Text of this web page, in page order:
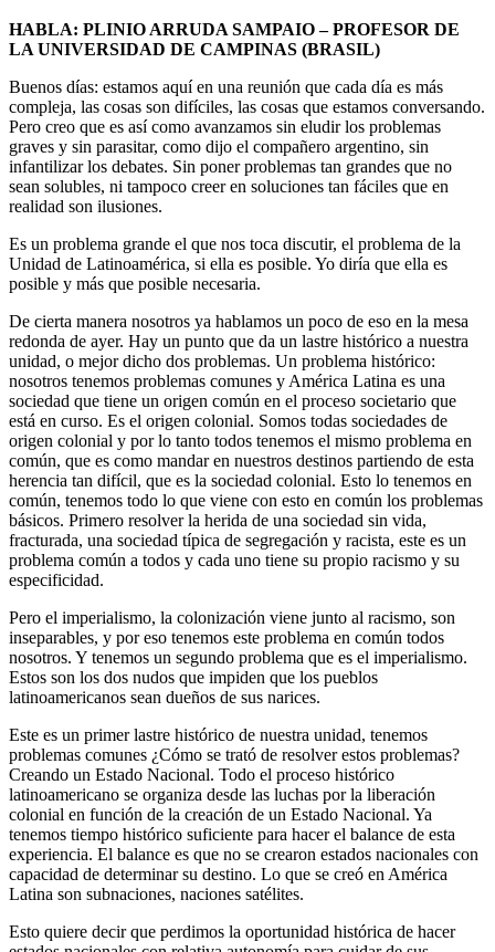
HABLA: PLINIO ARRUDA SAMPAIO – PROFESOR DE
LA UNIVERSIDAD DE CAMPINAS (BRASIL)
Buenos días: estamos aquí en una reunión que cada día es más
compleja, las cosas son difíciles, las cosas que estamos conversando.
Pero creo que es así como avanzamos sin eludir los problemas
graves y sin parasitar, como dijo el compañero argentino, sin
infantilizar los debates. Sin poner problemas tan grandes que no
sean solubles, ni tampoco creer en soluciones tan fáciles que en
realidad son ilusiones.
Es un problema grande el que nos toca discutir, el problema de la
Unidad de Latinoamérica, si ella es posible. Yo diría que ella es
posible y más que posible necesaria.
De cierta manera nosotros ya hablamos un poco de eso en la mesa
redonda de ayer. Hay un punto que da un lastre histórico a nuestra
unidad, o mejor dicho dos problemas. Un problema histórico:
nosotros tenemos problemas comunes y América Latina es una
sociedad que tiene un origen común en el proceso societario que
está en curso. Es el origen colonial. Somos todas sociedades de
origen colonial y por lo tanto todos tenemos el mismo problema en
común, que es como mandar en nuestros destinos partiendo de esta
herencia tan difícil, que es la sociedad colonial. Esto lo tenemos en
común, tenemos todo lo que viene con esto en común los problemas
básicos. Primero resolver la herida de una sociedad sin vida,
fracturada, una sociedad típica de segregación y racista, este es un
problema común a todos y cada uno tiene su propio racismo y su
especificidad.
Pero el imperialismo, la colonización viene junto al racismo, son
inseparables, y por eso tenemos este problema en común todos
nosotros. Y tenemos un segundo problema que es el imperialismo.
Estos son los dos nudos que impiden que los pueblos
latinoamericanos sean dueños de sus narices.
Este es un primer lastre histórico de nuestra unidad, tenemos
problemas comunes ¿Cómo se trató de resolver estos problemas?
Creando un Estado Nacional. Todo el proceso histórico
latinoamericano se organiza desde las luchas por la liberación
colonial en función de la creación de un Estado Nacional. Ya
tenemos tiempo histórico suficiente para hacer el balance de esta
experiencia. El balance es que no se crearon estados nacionales con
capacidad de determinar su destino. Lo que se creó en América
Latina son subnaciones, naciones satélites.
Esto quiere decir que perdimos la oportunidad histórica de hacer